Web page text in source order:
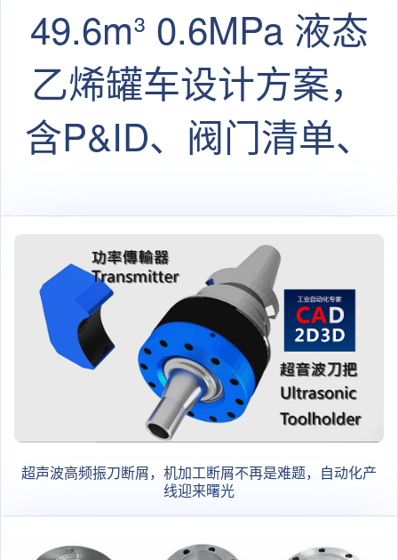
49.6m³ 0.6MPa 液态
乙烯罐车设计方案，
含P&ID、阀门清单、
技术要求等
超声波高频振刀断屑，机加工断屑不再是难题，自动化产
线迎来曙光